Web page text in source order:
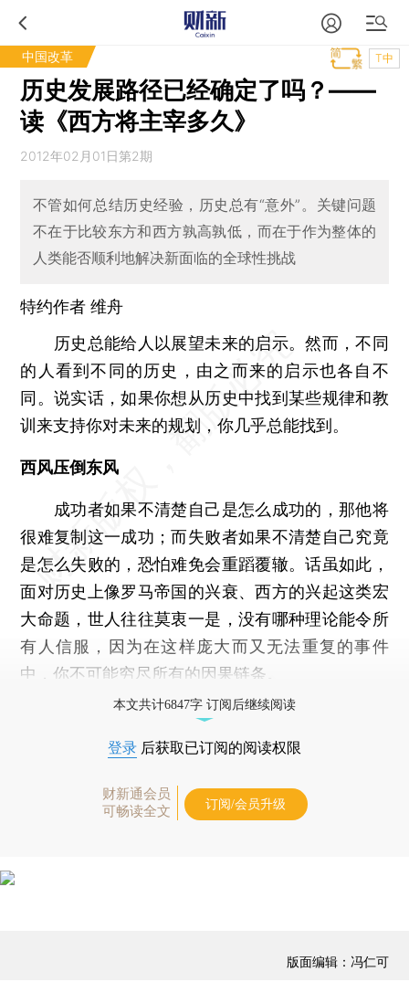
中国改革 T中
历史发展路径已经确定了吗？——
读《西方将主宰多久》
2012年02月01日第2期
不管如何总结历史经验，历史总有“意外”。关键问题
不在于比较东方和西方孰高孰低，而在于作为整体的
人类能否顺利地解决新面临的全球性挑战
特约作者 维舟
历史总能给人以展望未来的启示。然而，不同
的人看到不同的历史，由之而来的启示也各自不
同。说实话，如果你想从历史中找到某些规律和教
训来支持你对未来的规划，你几乎总能找到。
西风压倒东风
成功者如果不清楚自己是怎么成功的，那他将
很难复制这一成功；而失败者如果不清楚自己究竟
是怎么失败的，恐怕难免会重蹈覆辙。话虽如此，
面对历史上像罗马帝国的兴衰、西方的兴起这类宏
大命题，世人往往莫衷一是，没有哪种理论能令所
有人信服，因为在这样庞大而又无法重复的事件
中，你不可能穷尽所有的因果链条。
本文共计6847字 订阅后继续阅读
登录 后获取已订阅的阅读权限
财新通会员
可畅读全文
订阅/会员升级
版面编辑：冯仁可